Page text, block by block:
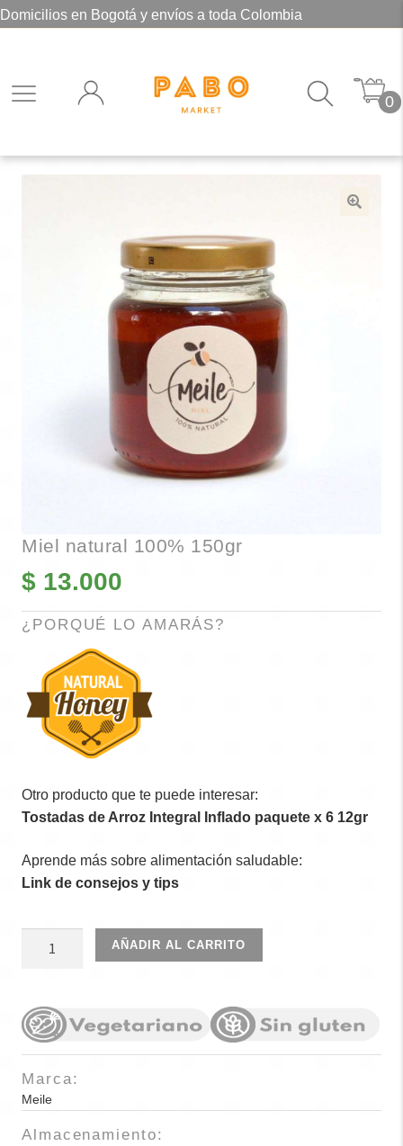
Domicilios en Bogotá y envíos a toda Colombia
0
Miel natural 100% 150gr
$ 13.000
¿PORQUÉ LO AMARÁS?
Otro producto que te puede interesar:
Tostadas de Arroz Integral Inflado paquete x 6 12gr
Aprende más sobre alimentación saludable:
Link de consejos y tips
150gr
cantidad
AÑADIR AL CARRITO
Marca:
Meile
Almacenamiento: